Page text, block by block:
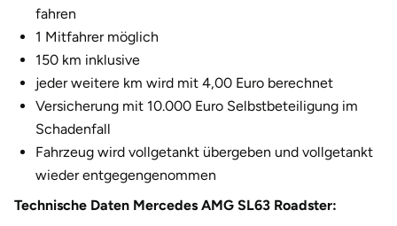
fahren
1 Mitfahrer möglich
150 km inklusive
jeder weitere km wird mit 4,00 Euro berechnet
Versicherung mit 10.000 Euro Selbstbeteiligung im
Schadenfall
Fahrzeug wird vollgetankt übergeben und vollgetankt
wieder entgegengenommen
Technische Daten Mercedes AMG SL63 Roadster:
Gelnhausen
Gera
Gersfeld
Gotha
Göppingen